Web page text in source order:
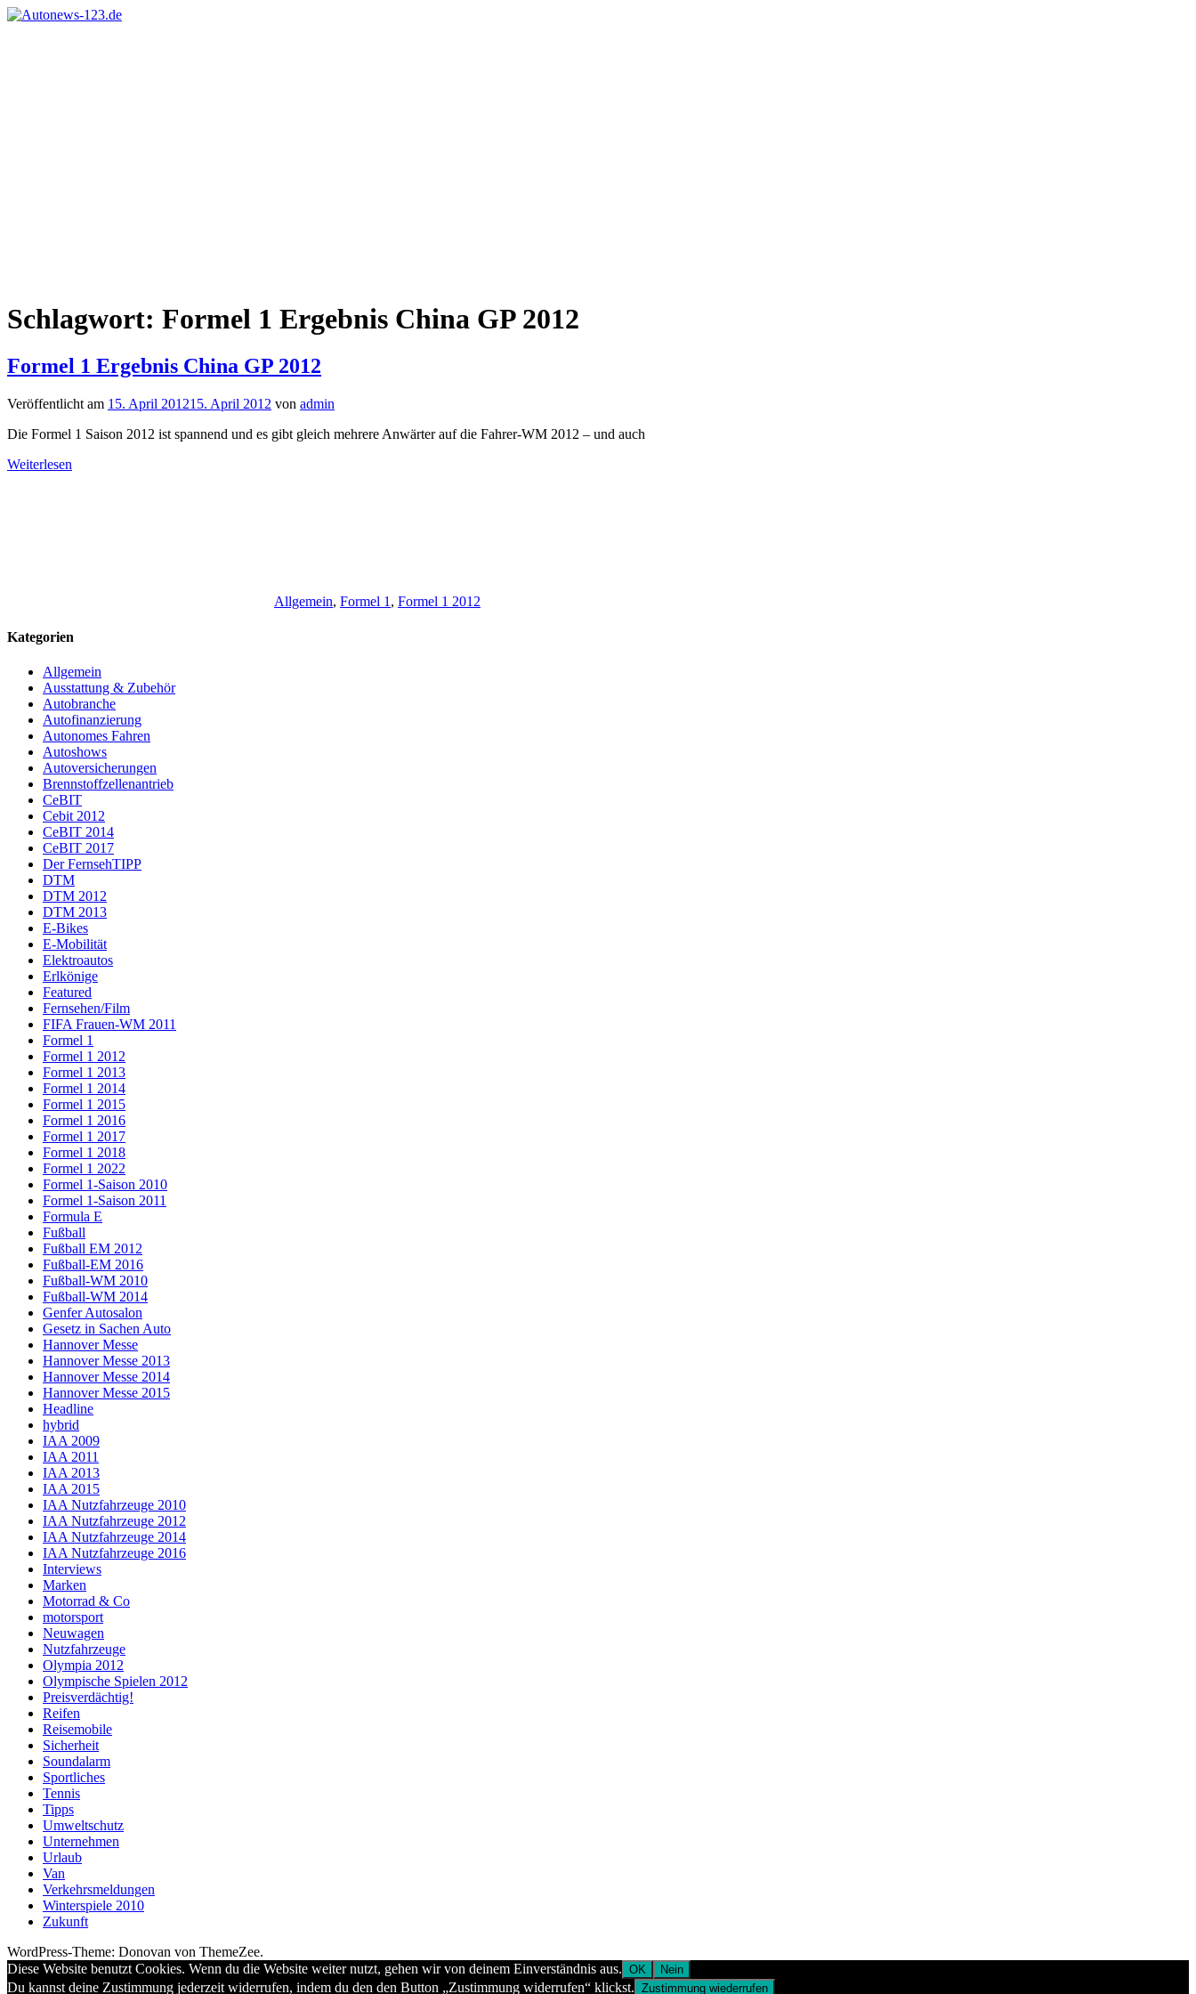
Zum
Schlagwort: Formel 1 Ergebnis China GP 2012
Formel 1 Ergebnis China GP 2012
Veröffentlicht am 15. April 201215. April 2012 von admin
Die Formel 1 Saison 2012 ist spannend und es gibt gleich mehrere Anwärter auf die Fahrer-WM 2012 – und auch
Weiterlesen
Allgemein, Formel 1 , Formel 1 2012
Kategorien
Allgemein
Ausstattung & Zubehör
Autobranche
Autofinanzierung
Autonomes Fahren
Autoshows
Autoversicherungen
Brennstoffzellenantrieb
CeBIT
Cebit 2012
CeBIT 2014
CeBIT 2017
Der FernsehTIPP
DTM
DTM 2012
DTM 2013
E-Bikes
E-Mobilität
Elektroautos
Erlkönige
Featured
Fernsehen/Film
FIFA Frauen-WM 2011
Formel 1
Formel 1 2012
Formel 1 2013
Formel 1 2014
Formel 1 2015
Formel 1 2016
Formel 1 2017
Formel 1 2018
Formel 1 2022
Formel 1-Saison 2010
Formel 1-Saison 2011
Formula E
Fußball
Fußball EM 2012
Fußball-EM 2016
Fußball-WM 2010
Fußball-WM 2014
Genfer Autosalon
Gesetz in Sachen Auto
Hannover Messe
Hannover Messe 2013
Hannover Messe 2014
Hannover Messe 2015
Headline
hybrid
IAA 2009
IAA 2011
IAA 2013
IAA 2015
IAA Nutzfahrzeuge 2010
IAA Nutzfahrzeuge 2012
IAA Nutzfahrzeuge 2014
IAA Nutzfahrzeuge 2016
Interviews
Marken
Motorrad & Co
motorsport
Neuwagen
Nutzfahrzeuge
Olympia 2012
Olympische Spielen 2012
Preisverdächtig!
Reifen
Reisemobile
Sicherheit
Soundalarm
Sportliches
Tennis
Tipps
Umweltschutz
Unternehmen
Urlaub
Van
Verkehrsmeldungen
Winterspiele 2010
Zukunft
WordPress-Theme: Donovan von ThemeZee.
Diese Website benutzt Cookies. Wenn du die Website weiter nutzt, gehen wir von deinem Einverständnis aus. OK Nein
Du kannst deine Zustimmung jederzeit widerrufen, indem du den den Button „Zustimmung widerrufen“ klickst. Zustimmung wiederrufen